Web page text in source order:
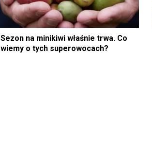
Sezon na minikiwi właśnie trwa. Co
wiemy o tych superowocach?